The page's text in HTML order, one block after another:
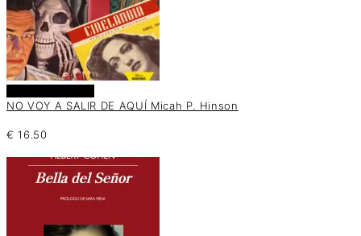
NO VOY A SALIR DE AQUÍ Micah P. Hinson
€ 16.50